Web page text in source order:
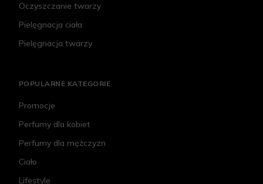
Oczyszczanie twarzy
Pielęgnacja ciała
Pielęgnacja twarzy
POPULARNE KATEGORIE
Promocje
Perfumy dla kobiet
Perfumy dla mężczyzn
Ciało
Lifestyle